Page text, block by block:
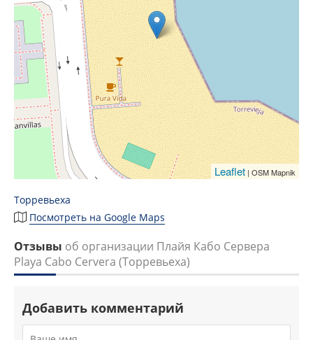
Leaflet | OSM Mapnik
Торревьеха
Посмотреть на Google Maps
Отзывы об организации Плайя Кабо Сервера
Playa Cabo Cervera (Торревьеха)
Добавить комментарий